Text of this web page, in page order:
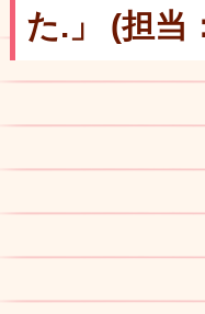
た.」 (担当